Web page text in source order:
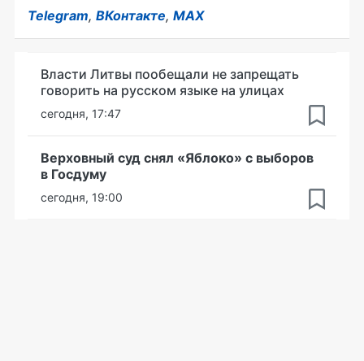
Telegram, ВКонтакте, MAX
Власти Литвы пообещали не запрещать
говорить на русском языке на улицах
сегодня, 17:47
Верховный суд снял «Яблоко» с выборов
в Госдуму
сегодня, 19:00